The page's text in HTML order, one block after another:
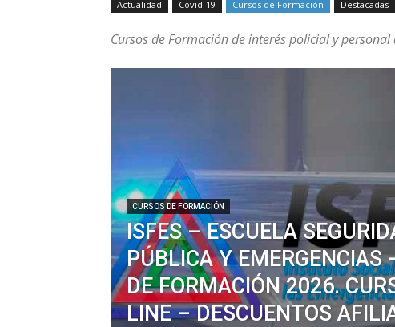
Actualidad Covid-19 Cursos de Formación Destacadas
Cursos de Formación de interés policial y
CURSOS DE FORMACIÓN
ISFES – ESCUELA
PÚBLICA Y EMERGENCIAS
DE FORMACIÓN 2026.
LINE – DESCUENTOS